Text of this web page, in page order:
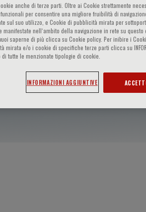
anche di terze parti. Oltre ai Cookie strettamente
per consentire una migliore fruibilità di
sul suo utilizzo, e Cookie di pubblicità mirata per
manifestate nell‘ambito della navigazione in rete su
saperne di più clicca su Cookie policy. Per inibire i
mirata e/o i cookie di specifiche terze parti clicca su
di tutte le menzionate tipologie di cookie.
INFORMAZIONI AGGIUNTIVE